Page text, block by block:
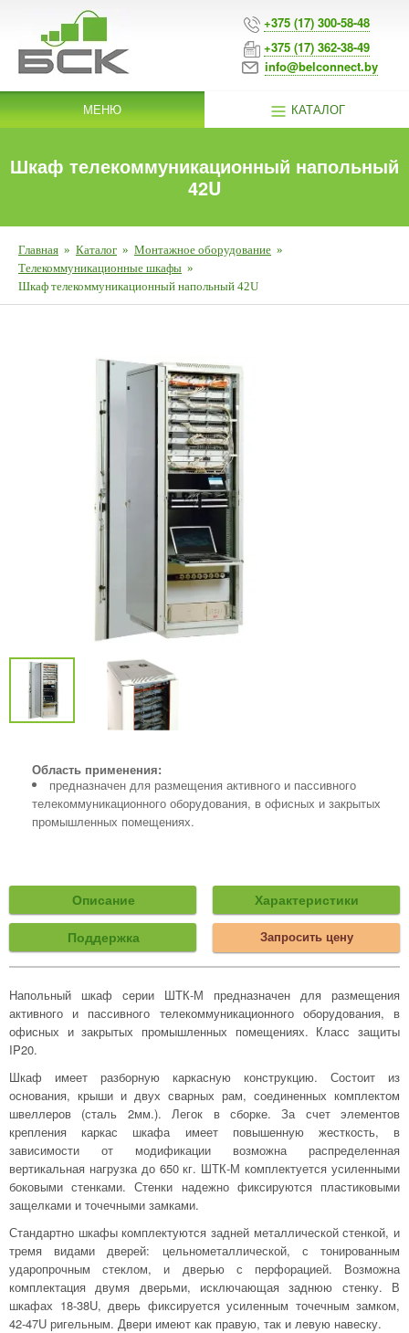
+375 (17) 300-58-48
+375 (17) 362-38-49
info@belconnect.by
МЕНЮ КАТАЛОГ
Шкаф телекоммуникационный напольный
42U
Главная » Каталог » Монтажное оборудование »
Телекоммуникационные шкафы »
Шкаф телекоммуникационный напольный 42U
Область применения:
предназначен для размещения активного и пассивного
телекоммуникационного оборудования, в офисных и закрытых
промышленных помещениях.
Описание Характеристики
Поддержка Запросить цену
Напольный шкаф серии ШТК-М предназначен для размещения
активного и пассивного телекоммуникационного оборудования, в
офисных и закрытых промышленных помещениях. Класс защиты
IP20.
Шкаф имеет разборную каркасную конструкцию. Состоит из
основания, крыши и двух сварных рам, соединенных комплектом
швеллеров (сталь 2мм.). Легок в сборке. За счет элементов
крепления каркас шкафа имеет повышенную жесткость, в
зависимости от модификации возможна распределенная
вертикальная нагрузка до 650 кг. ШТК-М комплектуется усиленными
боковыми стенками. Стенки надежно фиксируются пластиковыми
защелками и точечными замками.
Стандартно шкафы комплектуются задней металлической стенкой, и
тремя видами дверей: цельнометаллической, с тонированным
ударопрочным стеклом, и дверью с перфорацией. Возможна
комплектация двумя дверьми, исключающая заднюю стенку. В
шкафах 18-38U, дверь фиксируется усиленным точечным замком,
42-47U ригельным. Двери имеют как правую, так и левую навеску.